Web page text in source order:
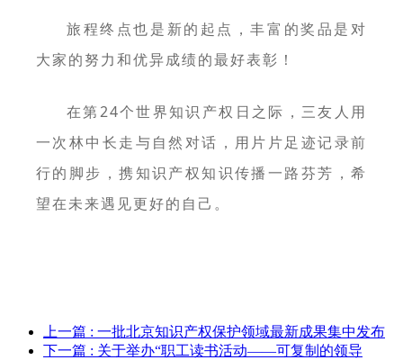
旅程终点也是新的起点，丰富的奖品是对
大家的努力和优异成绩的最好表彰！
在第24个世界知识产权日之际，三友人用
一次林中长走与自然对话，用片片足迹记录前
行的脚步，携知识产权知识传播一路芬芳，希
望在未来遇见更好的自己。
上一篇 : 一批北京知识产权保护领域最新成果集中发布
下一篇 : 关于举办“职工读书活动——可复制的领导